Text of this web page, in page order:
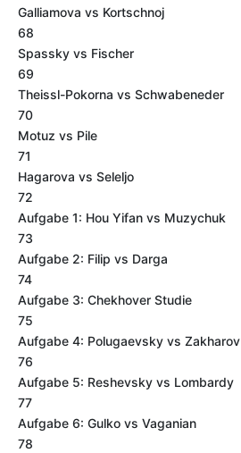
Galliamova vs Kortschnoj
68
Spassky vs Fischer
69
Theissl-Pokorna vs Schwabeneder
70
Motuz vs Pile
71
Hagarova vs Seleljo
72
Aufgabe 1: Hou Yifan vs Muzychuk
73
Aufgabe 2: Filip vs Darga
74
Aufgabe 3: Chekhover Studie
75
Aufgabe 4: Polugaevsky vs Zakharov
76
Aufgabe 5: Reshevsky vs Lombardy
77
Aufgabe 6: Gulko vs Vaganian
78